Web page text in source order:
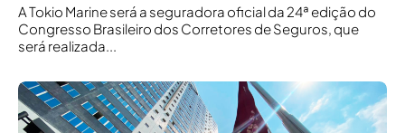
A Tokio Marine será a seguradora oficial da 24ª edição do
Congresso Brasileiro dos Corretores de Seguros, que
será realizada...